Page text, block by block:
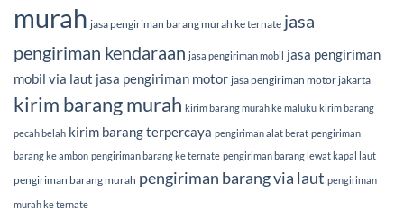
murah jasa pengiriman barang murah ke ternate jasa
pengiriman kendaraan jasa pengiriman mobil jasa pengiriman
mobil via laut jasa pengiriman motor jasa pengiriman motor jakarta
kirim barang murah kirim barang murah ke maluku kirim barang
pecah belah kirim barang terpercaya pengiriman alat berat pengiriman
barang ke ambon pengiriman barang ke ternate pengiriman barang lewat kapal laut
pengiriman barang murah pengiriman barang via laut pengiriman
murah ke ternate